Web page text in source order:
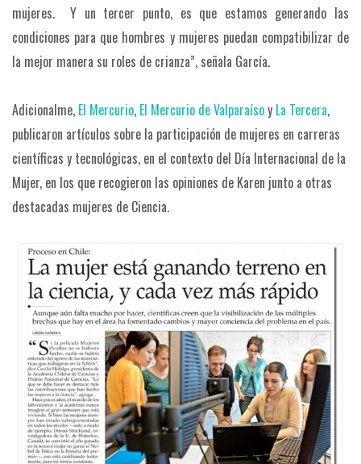
mujeres. Y un tercer punto, es que estamos generando las
condiciones para que hombres y mujeres puedan compatibilizar de
la mejor manera su roles de crianza”, señala García.
Adicionalme, El Mercurio, El Mercurio de Valparaísoy La Tercera,
publicaron artículos sobre la participación de mujeres en carreras
científicas y tecnológicas, en el contexto del Día Internacional de la
Mujer, en los que recogieron las opiniones de Karen junto a otras
destacadas mujeres de Ciencia.